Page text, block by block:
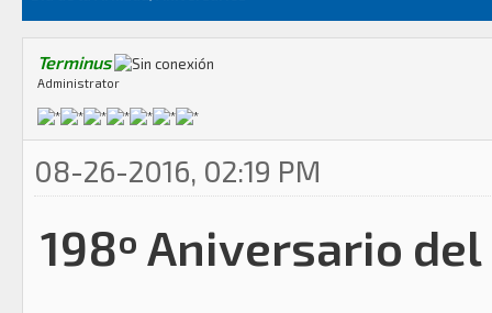
Terminus
Administrator
08-26-2016, 02:19 PM
198º Aniversario